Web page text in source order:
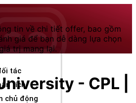
tác
tích
chủ động
tin về chi tiết offer, bao gồm
giá để bạn dễ dàng lựa chọn
trị mang lại.
- CPL |